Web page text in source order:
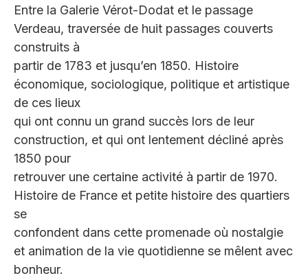
Entre la Galerie Vérot-Dodat et le passage
Verdeau, traversée de huit passages couverts
construits à
partir de 1783 et jusqu’en 1850. Histoire
économique, sociologique, politique et artistique
de ces lieux
qui ont connu un grand succès lors de leur
construction, et qui ont lentement décliné après
1850 pour
retrouver une certaine activité à partir de 1970.
Histoire de France et petite histoire des quartiers
se
confondent dans cette promenade où nostalgie
et animation de la vie quotidienne se mêlent avec
bonheur.